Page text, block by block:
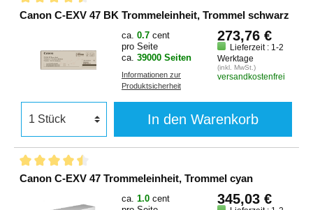
Canon C-EXV 47 BK Trommeleinheit, Trommel schwarz
ca. 0.7 cent
pro Seite
ca. 39000 Seiten
Informationen zur
Produktsicherheit
273,76 €
Lieferzeit : 1-2
Werktage
(inkl. MwSt.)
versandkostenfrei
In den Warenkorb
Canon C-EXV 47 Trommeleinheit, Trommel cyan
ca. 1.0 cent
345,03 €